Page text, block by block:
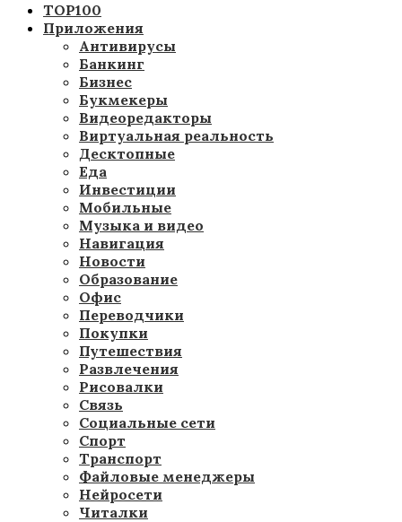
TOP100
Приложения
Антивирусы
Банкинг
Бизнес
Букмекеры
Видеоредакторы
Виртуальная реальность
Десктопные
Еда
Инвестиции
Мобильные
Музыка и видео
Навигация
Новости
Образование
Офис
Переводчики
Покупки
Путешествия
Развлечения
Рисовалки
Связь
Социальные сети
Спорт
Транспорт
Файловые менеджеры
Нейросети
Читалки